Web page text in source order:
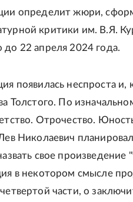
определит жюри,
критики им. В.Я.
22 апреля 2024 года.
появилась неспроста и,
Толстого. По
Отрочество.
Николаевич
свое
в некотором смысле
части, о